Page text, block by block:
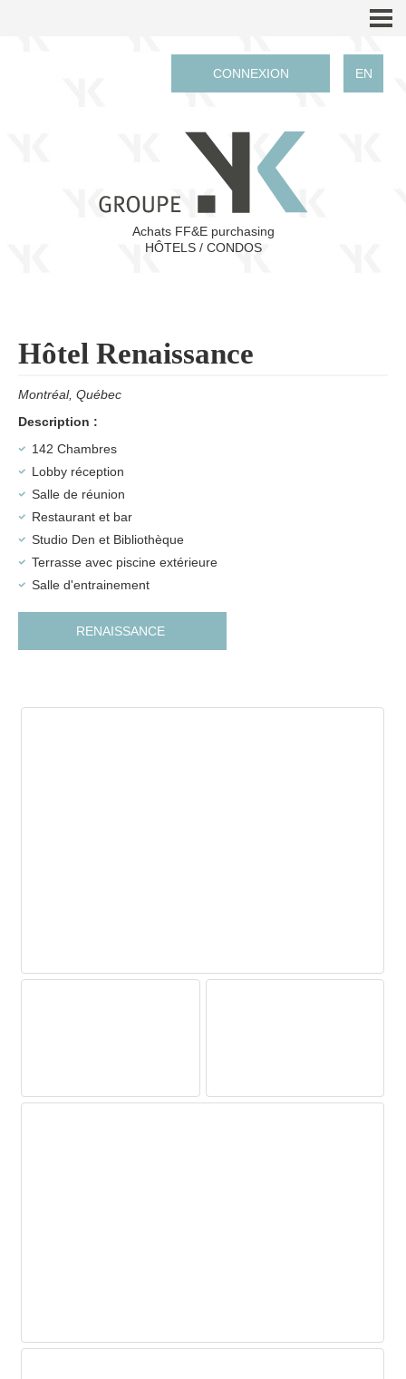
EN
CONNEXION
Achats FF&E purchasing
HÔTELS / CONDOS
Hôtel Renaissance
Montréal, Québec
Description :
142 Chambres
Lobby réception
Salle de réunion
Restaurant et bar
Studio Den et Bibliothèque
Terrasse avec piscine extérieure
Salle d'entrainement
RENAISSANCE